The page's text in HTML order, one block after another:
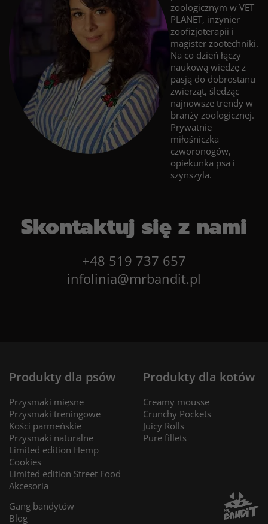
zoologicznym w VET
PLANET, inżynier
zoofizjoterapii i
magister zootechniki.
Na co dzień łączy
naukową wiedzę z
pasją do dobrostanu
zwierząt, śledząc
najnowsze trendy w
branży zoologicznej.
Prywatnie
miłośniczka
czworonogów,
opiekunka psa i
szynszyla.
Skontaktuj się z nami
+48 519 737 657
infolinia@mrbandit.pl
Produkty dla psów
Przysmaki mięsne
Przysmaki treningowe
Kości parmeńskie
Przysmaki naturalne
Limited edition Hemp
Cookies
Limited edition Street Food
Akcesoria
Produkty dla kotów
Creamy mousse
Crunchy Pockets
Juicy Rolls
Pure fillets
Gang bandytów
Blog